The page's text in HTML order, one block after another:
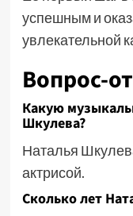
успешным и
увлекательной
Вопрос-
Какую
Шкулева?
Наталья
актрисой.
Сколько лет